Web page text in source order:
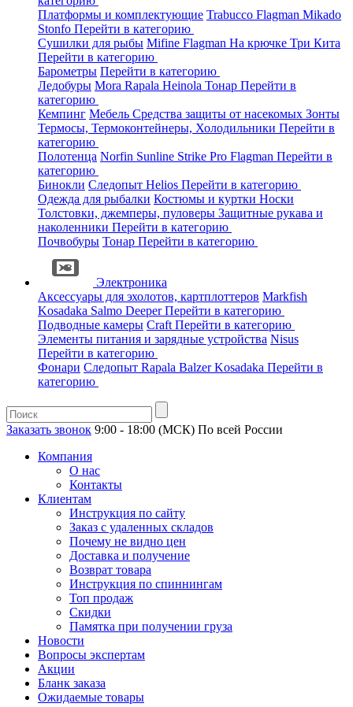
Платформы и комплектующие Trabucco Flagman Mikado
Stonfo Перейти в категорию
Сушилки для рыбы Mifine Flagman На крючке Три Кита
Перейти в категорию
Барометры Перейти в категорию
Ледобуры Mora Rapala Heinola Тонар Перейти в
категорию
Кемпинг Мебель Средства защиты от насекомых Зонты
Термосы, Термоконтейнеры, Холодильники Перейти в
категорию
Полотенца Norfin Sunline Strike Pro Flagman Перейти в
категорию
Бинокли Следопыт Helios Перейти в категорию
Одежда для рыбалки Костюмы и куртки Носки
Толстовки, джемперы, пуловеры Защитные рукава и
наколенники Перейти в категорию
Почвобуры Тонар Перейти в категорию
Электроника
Аксессуары для эхолотов, картплоттеров Markfish
Kosadaka Salmo DeeperПерейти в категорию
Подводные камеры Craft Перейти в категорию
Элементы питания и зарядные устройства Nisus
Перейти в категорию
Фонари Следопыт Rapala BalzerKosadaka Перейти в
категорию
Заказать звонок 9:00 - 18:00 (МСК) По всей России
Компания
О нас
Контакты
Клиентам
Инструкция по сайту
Заказ с удаленных складов
Почему не видно цен
Доставка и получение
Возврат товара
Инструкция по спиннингам
Топ продаж
Скидки
Памятка при получении груза
Новости
Вопросы экспертам
Акции
Бланк заказа
Ожидаемые товары